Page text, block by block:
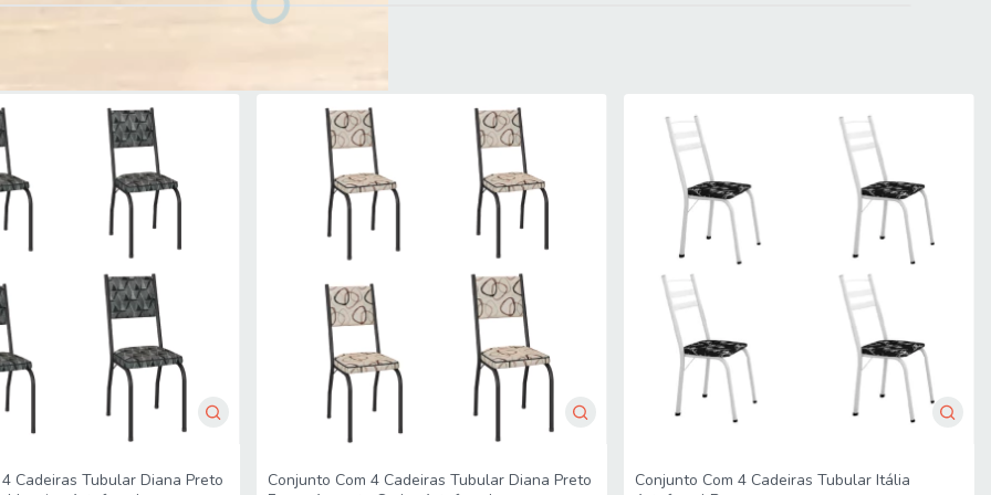
Cadeiras Sofia Viero
Cadeiras Tubular Diana Preto
Conjunto Com 4 Cadeiras Tubular Diana Preto
Conjunto Com 4 Cadeiras Tubular Itália